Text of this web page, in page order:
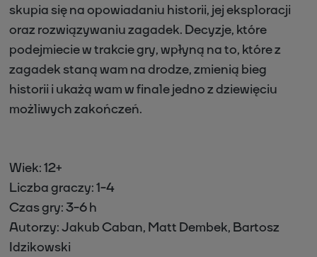
skupia się na opowiadaniu historii, jej eksploracji
oraz rozwiązywaniu zagadek. Decyzje, które
podejmiecie w trakcie gry, wpłyną na to, które z
zagadek staną wam na drodze, zmienią bieg
historii i ukażą wam w finale jedno z dziewięciu
możliwych zakończeń.
Wiek: 12+
Liczba graczy: 1-4
Czas gry: 3-6 h
Autorzy: Jakub Caban, Matt Dembek, Bartosz
Idzikowski